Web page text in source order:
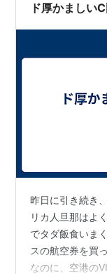
ド厚かましい
昨日に引き続き
リカ人旦那はよ
でタダ飯食いま
スの航空券を買
なのに、空港の